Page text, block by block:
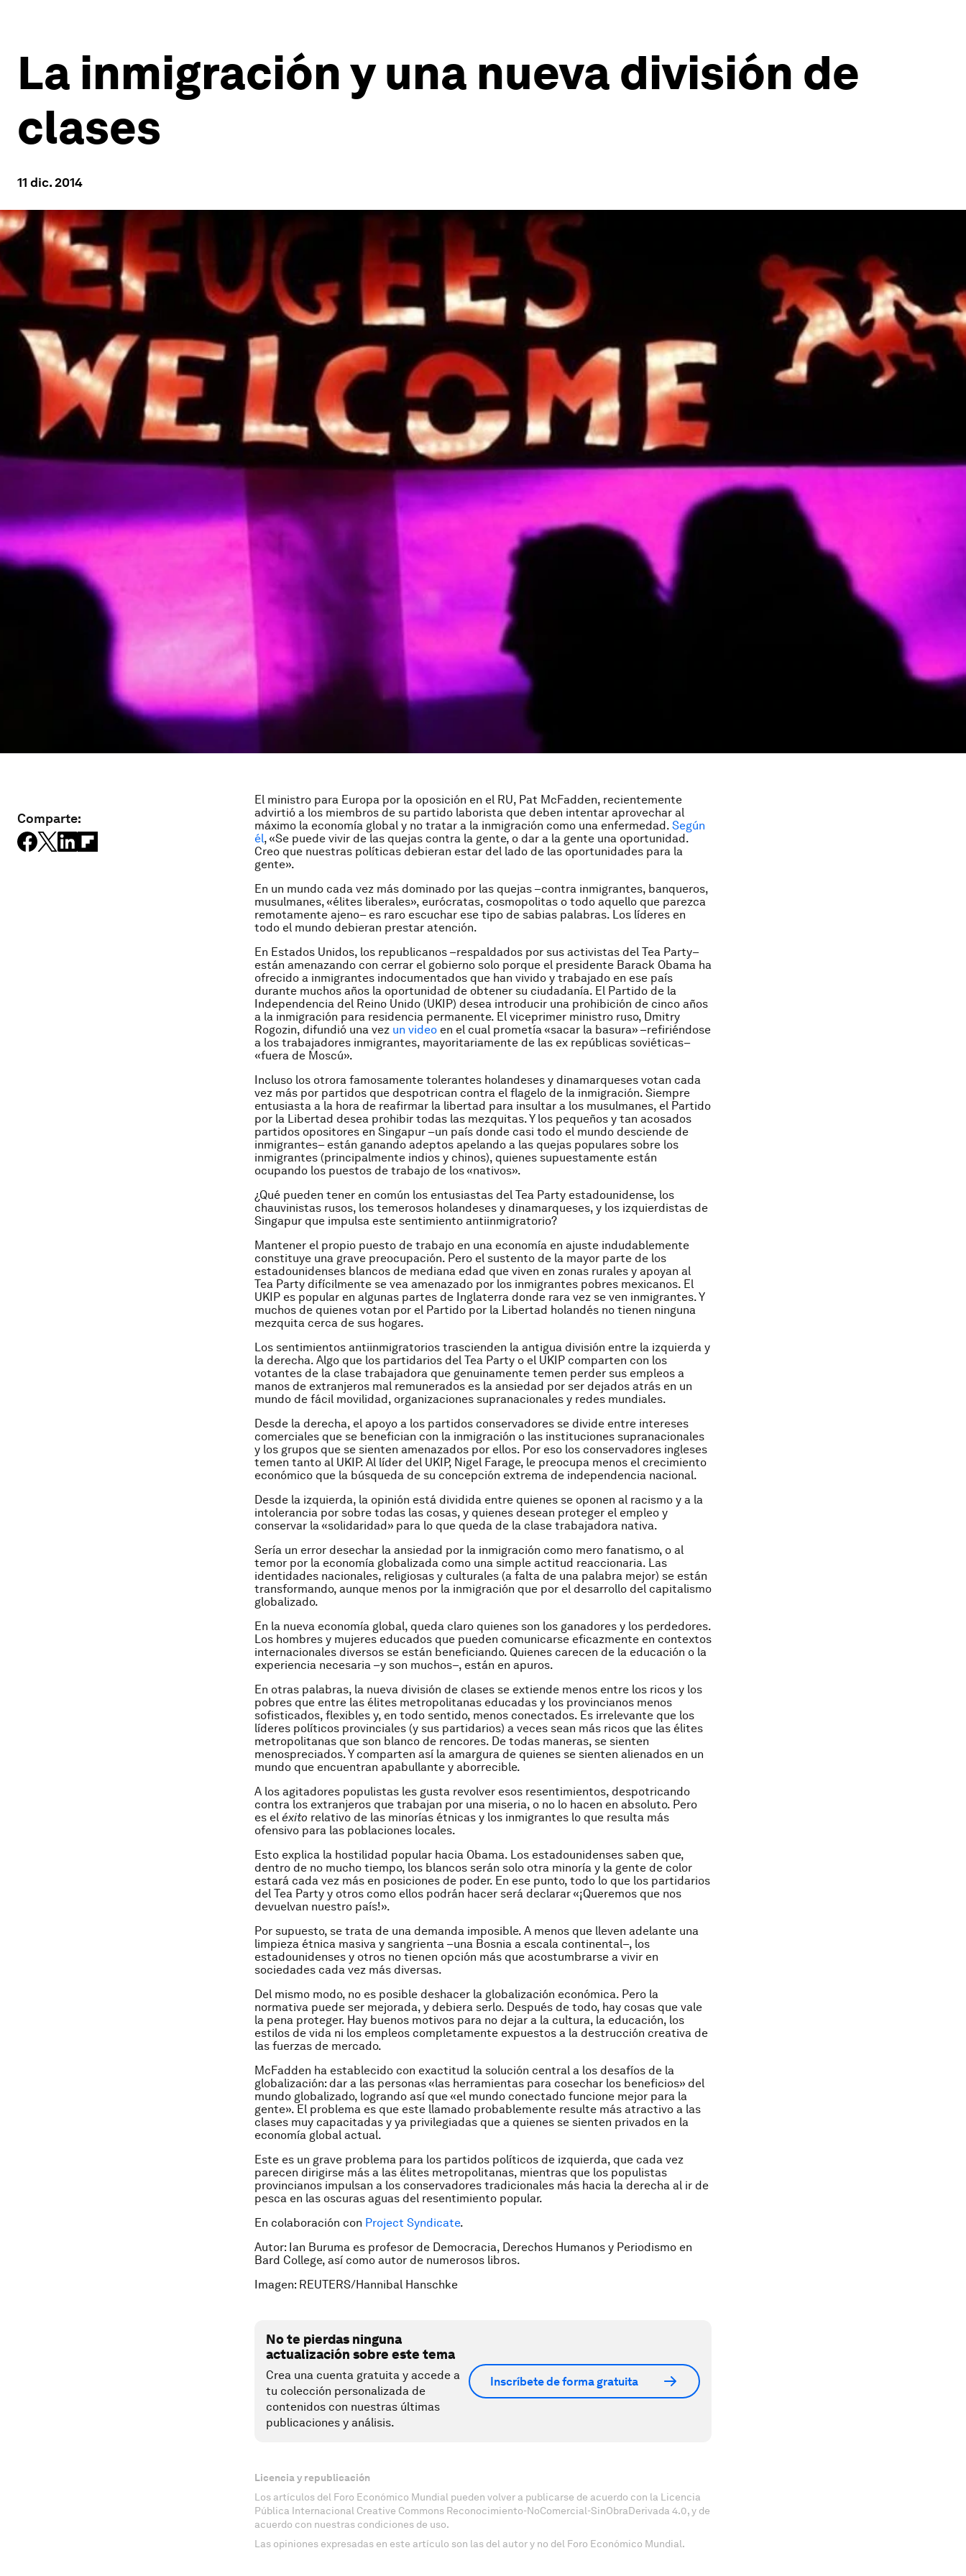
La inmigración y una nueva división de
clases
11 dic. 2014
Comparte:
El ministro para Europa por la oposición en el RU, Pat McFadden, recientemente
advirtió a los miembros de su partido laborista que deben intentar aprovechar al
máximo la economía global y no tratar a la inmigración como una enfermedad. Según
él, «Se puede vivir de las quejas contra la gente, o dar a la gente una oportunidad.
Creo que nuestras políticas debieran estar del lado de las oportunidades para la
gente».
En un mundo cada vez más dominado por las quejas –contra inmigrantes, banqueros,
musulmanes, «élites liberales», eurócratas, cosmopolitas o todo aquello que parezca
remotamente ajeno– es raro escuchar ese tipo de sabias palabras. Los líderes en
todo el mundo debieran prestar atención.
En Estados Unidos, los republicanos –respaldados por sus activistas del Tea Party–
están amenazando con cerrar el gobierno solo porque el presidente Barack Obama ha
ofrecido a inmigrantes indocumentados que han vivido y trabajado en ese país
durante muchos años la oportunidad de obtener su ciudadanía. El Partido de la
Independencia del Reino Unido (UKIP) desea introducir una prohibición de cinco años
a la inmigración para residencia permanente. El viceprimer ministro ruso, Dmitry
Rogozin, difundió una vez un video en el cual prometía «sacar la basura» –refiriéndose
a los trabajadores inmigrantes, mayoritariamente de las ex repúblicas soviéticas–
«fuera de Moscú».
Incluso los otrora famosamente tolerantes holandeses y dinamarqueses votan cada
vez más por partidos que despotrican contra el flagelo de la inmigración. Siempre
entusiasta a la hora de reafirmar la libertad para insultar a los musulmanes, el Partido
por la Libertad desea prohibir todas las mezquitas. Y los pequeños y tan acosados
partidos opositores en Singapur –un país donde casi todo el mundo desciende de
inmigrantes– están ganando adeptos apelando a las quejas populares sobre los
inmigrantes (principalmente indios y chinos), quienes supuestamente están
ocupando los puestos de trabajo de los «nativos».
¿Qué pueden tener en común los entusiastas del Tea Party estadounidense, los
chauvinistas rusos, los temerosos holandeses y dinamarqueses, y los izquierdistas de
Singapur que impulsa este sentimiento antiinmigratorio?
Mantener el propio puesto de trabajo en una economía en ajuste indudablemente
constituye una grave preocupación. Pero el sustento de la mayor parte de los
estadounidenses blancos de mediana edad que viven en zonas rurales y apoyan al
Tea Party difícilmente se vea amenazado por los inmigrantes pobres mexicanos. El
UKIP es popular en algunas partes de Inglaterra donde rara vez se ven inmigrantes. Y
muchos de quienes votan por el Partido por la Libertad holandés no tienen ninguna
mezquita cerca de sus hogares.
Los sentimientos antiinmigratorios trascienden la antigua división entre la izquierda y
la derecha. Algo que los partidarios del Tea Party o el UKIP comparten con los
votantes de la clase trabajadora que genuinamente temen perder sus empleos a
manos de extranjeros mal remunerados es la ansiedad por ser dejados atrás en un
mundo de fácil movilidad, organizaciones supranacionales y redes mundiales.
Desde la derecha, el apoyo a los partidos conservadores se divide entre intereses
comerciales que se benefician con la inmigración o las instituciones supranacionales
y los grupos que se sienten amenazados por ellos. Por eso los conservadores ingleses
temen tanto al UKIP. Al líder del UKIP, Nigel Farage, le preocupa menos el crecimiento
económico que la búsqueda de su concepción extrema de independencia nacional.
Desde la izquierda, la opinión está dividida entre quienes se oponen al racismo y a la
intolerancia por sobre todas las cosas, y quienes desean proteger el empleo y
conservar la «solidaridad» para lo que queda de la clase trabajadora nativa.
Sería un error desechar la ansiedad por la inmigración como mero fanatismo, o al
temor por la economía globalizada como una simple actitud reaccionaria. Las
identidades nacionales, religiosas y culturales (a falta de una palabra mejor) se están
transformando, aunque menos por la inmigración que por el desarrollo del capitalismo
globalizado.
En la nueva economía global, queda claro quienes son los ganadores y los perdedores.
Los hombres y mujeres educados que pueden comunicarse eficazmente en contextos
internacionales diversos se están beneficiando. Quienes carecen de la educación o la
experiencia necesaria –y son muchos–, están en apuros.
En otras palabras, la nueva división de clases se extiende menos entre los ricos y los
pobres que entre las élites metropolitanas educadas y los provincianos menos
sofisticados, flexibles y, en todo sentido, menos conectados. Es irrelevante que los
líderes políticos provinciales (y sus partidarios) a veces sean más ricos que las élites
metropolitanas que son blanco de rencores. De todas maneras, se sienten
menospreciados. Y comparten así la amargura de quienes se sienten alienados en un
mundo que encuentran apabullante y aborrecible.
A los agitadores populistas les gusta revolver esos resentimientos, despotricando
contra los extranjeros que trabajan por una miseria, o no lo hacen en absoluto. Pero
es el éxito relativo de las minorías étnicas y los inmigrantes lo que resulta más
ofensivo para las poblaciones locales.
Esto explica la hostilidad popular hacia Obama. Los estadounidenses saben que,
dentro de no mucho tiempo, los blancos serán solo otra minoría y la gente de color
estará cada vez más en posiciones de poder. En ese punto, todo lo que los partidarios
del Tea Party y otros como ellos podrán hacer será declarar «¡Queremos que nos
devuelvan nuestro país!».
Por supuesto, se trata de una demanda imposible. A menos que lleven adelante una
limpieza étnica masiva y sangrienta –una Bosnia a escala continental–, los
estadounidenses y otros no tienen opción más que acostumbrarse a vivir en
sociedades cada vez más diversas.
Del mismo modo, no es posible deshacer la globalización económica. Pero la
normativa puede ser mejorada, y debiera serlo. Después de todo, hay cosas que vale
la pena proteger. Hay buenos motivos para no dejar a la cultura, la educación, los
estilos de vida ni los empleos completamente expuestos a la destrucción creativa de
las fuerzas de mercado.
McFadden ha establecido con exactitud la solución central a los desafíos de la
globalización: dar a las personas «las herramientas para cosechar los beneficios» del
mundo globalizado, logrando así que «el mundo conectado funcione mejor para la
gente». El problema es que este llamado probablemente resulte más atractivo a las
clases muy capacitadas y ya privilegiadas que a quienes se sienten privados en la
economía global actual.
Este es un grave problema para los partidos políticos de izquierda, que cada vez
parecen dirigirse más a las élites metropolitanas, mientras que los populistas
provincianos impulsan a los conservadores tradicionales más hacia la derecha al ir de
pesca en las oscuras aguas del resentimiento popular.
En colaboración con Project Syndicate.
Autor: Ian Buruma es profesor de Democracia, Derechos Humanos y Periodismo en
Bard College, así como autor de numerosos libros.
Imagen: REUTERS/Hannibal Hanschke
No te pierdas ninguna
actualización sobre este tema
Crea una cuenta gratuita y accede a
tu colección personalizada de
contenidos con nuestras últimas
publicaciones y análisis.
Inscríbete de forma gratuita
Licencia y republicación
Los artículos del Foro Económico Mundial pueden volver a publicarse de acuerdo con la Licencia
Pública Internacional Creative Commons Reconocimiento-NoComercial-SinObraDerivada 4.0, y de
acuerdo con nuestras condiciones de uso.
Las opiniones expresadas en este artículo son las del autor y no del Foro Económico Mundial.